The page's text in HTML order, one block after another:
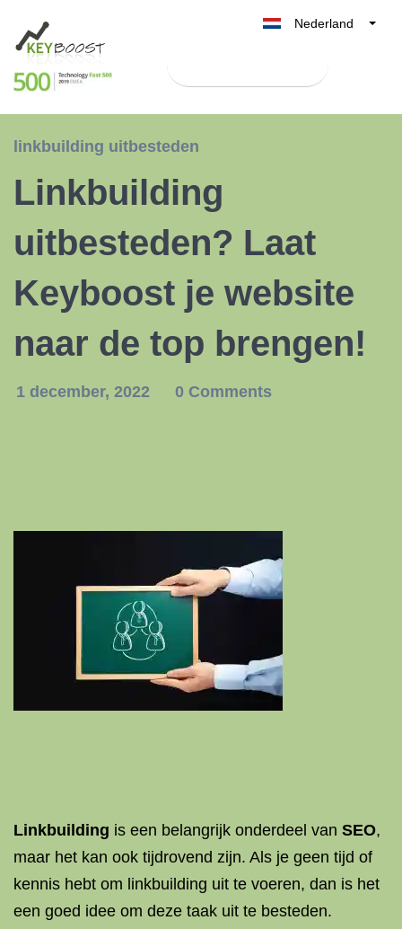
Nederland
België
linkbuilding uitbesteden
Linkbuilding
uitbesteden? Laat
Keyboost je website
naar de top brengen!
1 december, 2022 0 Comments
Linkbuilding is een belangrijk onderdeel van SEO,
maar het kan ook tijdrovend zijn. Als je geen tijd of
kennis hebt om linkbuilding uit te voeren, dan is het
een goed idee om deze taak uit te besteden.